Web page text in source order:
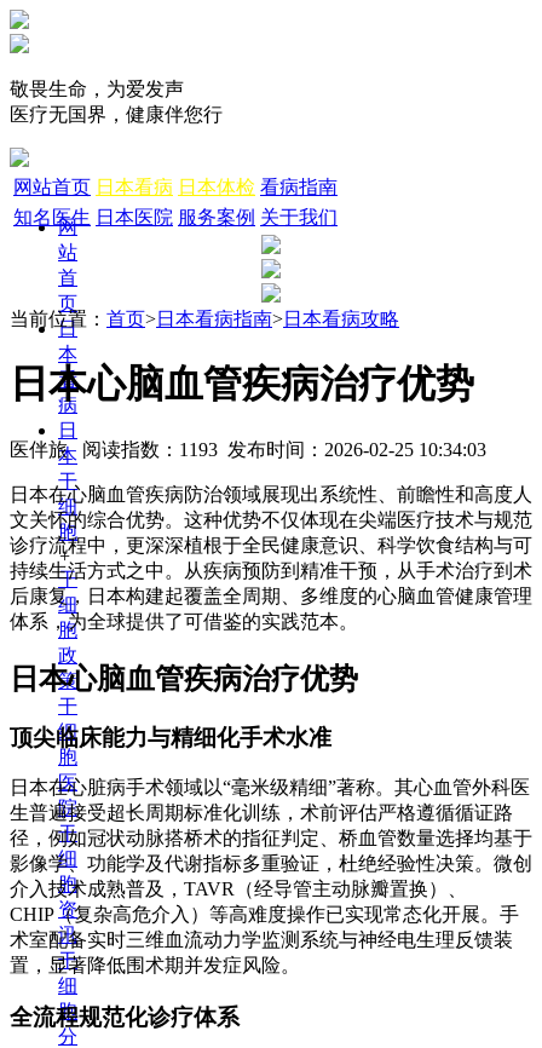
敬畏生命，为爱发声
医疗无国界，健康伴您行
网
站
首
页
日
本
看
病
日
本
干
细
胞
+
干
细
胞
政
策
干
细
胞
医
院
干
细
胞
资
讯
干
细
胞
分
网站首页 日本看病 日本体检 看病指南
知名医生 日本医院 服务案例 关于我们
当前位置： 首页>日本看病指南>日本看病攻略
日本心脑血管疾病治疗优势
医伴旅 阅读指数：1193 发布时间：2026-02-25 10:34:03
日本在心脑血管疾病防治领域展现出系统性、前瞻性和高度人
文关怀的综合优势。这种优势不仅体现在尖端医疗技术与规范
诊疗流程中，更深深植根于全民健康意识、科学饮食结构与可
持续生活方式之中。从疾病预防到精准干预，从手术治疗到术
后康复，日本构建起覆盖全周期、多维度的心脑血管健康管理
体系，为全球提供了可借鉴的实践范本。
日本心脑血管疾病治疗优势
顶尖临床能力与精细化手术水准
日本在心脏病手术领域以“毫米级精细”著称。其心血管外科医
生普遍接受超长周期标准化训练，术前评估严格遵循循证路
径，例如冠状动脉搭桥术的指征判定、桥血管数量选择均基于
影像学、功能学及代谢指标多重验证，杜绝经验性决策。微创
介入技术成熟普及，TAVR（经导管主动脉瓣置换）、
CHIP（复杂高危介入）等高难度操作已实现常态化开展。手
术室配备实时三维血流动力学监测系统与神经电生理反馈装
置，显著降低围术期并发症风险。
全流程规范化诊疗体系